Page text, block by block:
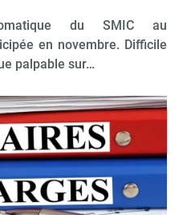
du SMIC au
en novembre. Difficile
palpable sur…